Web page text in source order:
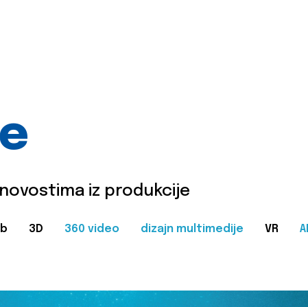
iz produkcije
3D 360 video dizajn multimedije VR